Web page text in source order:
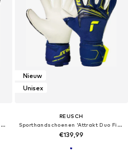
Sporthandschoenen 'Attrakt Freegel Silver NC'
Nieuw
Unisex
REUSCH
Sporthandschoenen 'Attrakt Duo Finger Support'
€139,99